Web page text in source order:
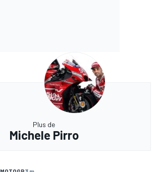
Plus de
Michele Pirro